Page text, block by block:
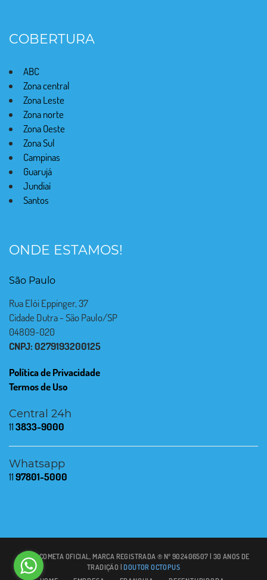
COBERTURA
ABC
Zona central
Zona Leste
Zona norte
Zona Oeste
Zona Sul
Campinas
Guarujá
Jundiaí
Santos
ONDE ESTAMOS!
São Paulo
Rua Elói Eppinger, 37
Cidade Dutra - São Paulo/SP
04809-020
CNPJ: 0279193200125
Política de Privacidade
Termos de Uso
Central 24h
113833-9000
Whatsapp
1197801-5000
© 2021 COMETA OFICIAL, MARCA REGISTRADA ® Nº 902406507 | 30 ANOS DE
TRADIÇÃO |DOUTOR OCTOPUS